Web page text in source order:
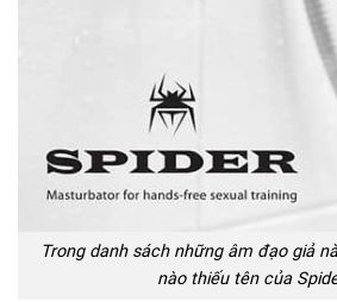
Trong danh sách những âm đạo giả
nào thiếu tên của